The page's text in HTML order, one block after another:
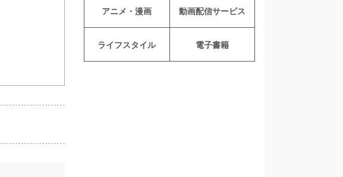
アニメ・漫画 動画配信サービス
ライフスタイル 電子書籍